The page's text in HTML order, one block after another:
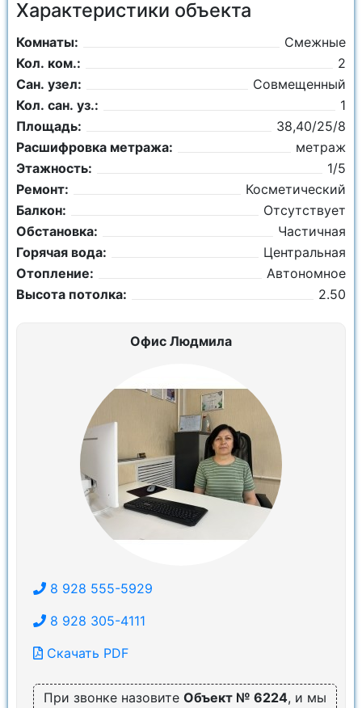
Характеристики объекта
Комнаты:
Смежные
Кол. ком.:
2
Сан. узел:
Совмещенный
Кол. сан. уз.:
1
Площадь:
38,40/25/8
Расшифровка метража:
метраж
Этажность:
1/5
Ремонт:
Косметический
Балкон:
Отсутствует
Обстановка:
Частичная
Горячая вода:
Центральная
Отопление:
Автономное
Высота потолка:
2.50
Офис Людмила
8 928 555-5929
8 928 305-4111
Скачать PDF
При звонке назовите Объект № 6224, и мы